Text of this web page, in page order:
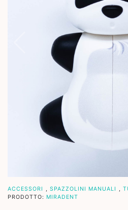
ACCESSORI , SPAZZOLINI MANUALI ,
PRODOTTO: MIRADENT